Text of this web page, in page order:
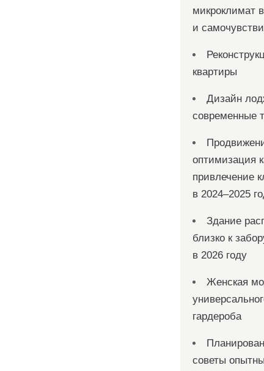
микроклимат
и
квартиры
Дизайн
современные
оптимизация
привлечение
в 2024–2025
Здание
близко к
в 2026 году
Женская
гардероба
советы